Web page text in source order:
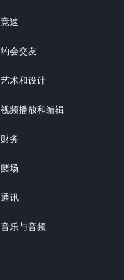
竞速
约会交友
艺术和设计
视频播放和编辑
财务
赌场
通讯
音乐与音频